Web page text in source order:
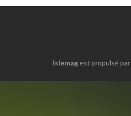
Islemagest propulsé par